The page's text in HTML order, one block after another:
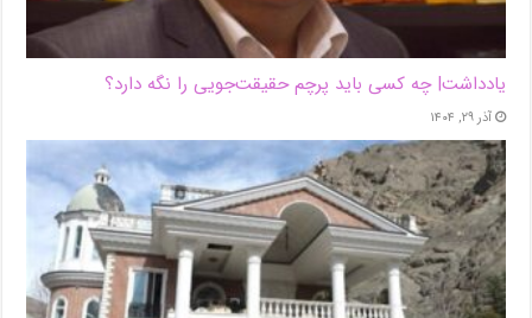
یادداشت| ‌چه کسی باید پرچم حقیقت‌جویی را نگه دارد؟
آذر ۲۹, ۱۴۰۴